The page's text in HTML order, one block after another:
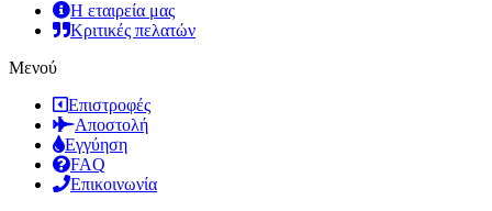
Η εταιρεία μας
Κριτικές πελατών
Μενού
Επιστροφές
Αποστολή
Εγγύηση
FAQ
Επικοινωνία